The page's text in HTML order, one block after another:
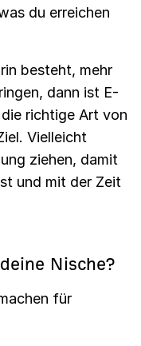
du erreichen
besteht, mehr
dann ist E-
richtige Art von
Vielleicht
ziehen, damit
und mit der Zeit
Nische?
für